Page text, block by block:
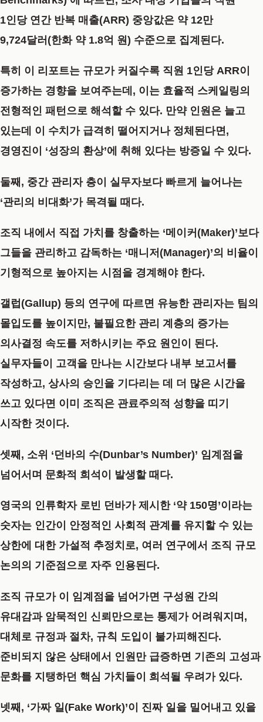
1인당 연간 반복 매출(ARR) 중앙값은 약 12만
9,724달러 (한화 약 1.8억 원) 수준으로 집계된다.
특히 이 리포트는 규모가 커질수록 직원 1인당 ARR이
증가하는 경향을 보여주는데, 이는 효율적 스케일링의
전형적인 패턴으로 해석할 수 있다. 만약 인원은 늘고
있는데 이 수치가 급격히 떨어지거나 정체된다면,
경영진이 ‘성장의 환상’에 취해 있다는 방증일 수 있다.
둘째, 중간 관리자 층이 실무자보다 빠르게 늘어나는
‘관리의 비대화’가 목격될 때다.
조직 내에서 직접 가치를 창출하는 ‘메이커(Maker)’보다
그들을 관리하고 감독하는 ‘매니저(Manager)’의 비율이
기형적으로 높아지는 시점을 경계해야 한다.
갤럽(Gallup) 등의 연구에 따르면 유능한 관리자는 팀의
몰입도를 높이지만, 불필요한 관리 계층의 증가는
의사결정 속도를 저하시키는 주요 원인이 된다.
실무자들이 고객을 만나는 시간보다 내부 보고서를
작성하고, 상사의 승인을 기다리는 데 더 많은 시간을
쓰고 있다면 이미 조직은 관료주의적 성향을 띠기
시작한 것이다.
셋째, 소위 ‘던바의 수(Dunbar’s Number)’ 임계점을
넘어서며 문화적 희석이 발생할 때다.
영국의 인류학자 로빈 던바가 제시한 ‘약 150명’이라는
숫자는 인간이 안정적인 사회적 관계를 유지할 수 있는
상한에 대한 가설적 추정치로, 여러 연구에서 조직 규모
논의의 기준점으로 자주 인용된다.
조직 규모가 이 임계점을 넘어가면 구성원 간의
유대감과 암묵적인 신뢰만으로는 통제가 어려워지며,
대체로 규정과 절차, 규칙 도입이 불가피해진다.
준비되지 않은 상태에서 인원만 급증하면 기존의 고성과
문화를 지탱하던 핵심 가치들이 희석될 우려가 있다.
넷째, ‘가짜 일(Fake Work)’이 진짜 일을 밀어내고 있을